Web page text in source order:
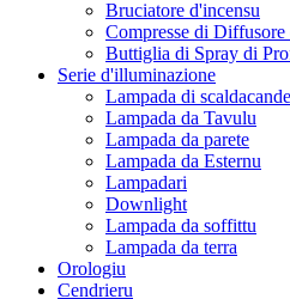
Bruciatore d'incensu
Compresse di Diffusore
Buttiglia di Spray di
Serie d'illuminazione
Lampada di
Lampada da Tavulu
Lampada da parete
Lampada da Esternu
Lampadari
Downlight
Lampada da soffittu
Lampada da terra
Orologiu
Cendrieru